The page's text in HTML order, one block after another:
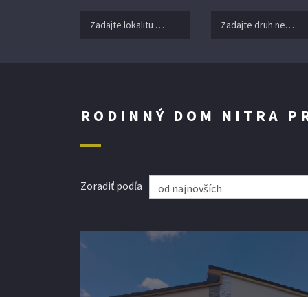
Zadajte lokalitu nehnuteľnosti .. Zadajte druh
RODINNÝ DOM NITRA
Zoradiť podľa